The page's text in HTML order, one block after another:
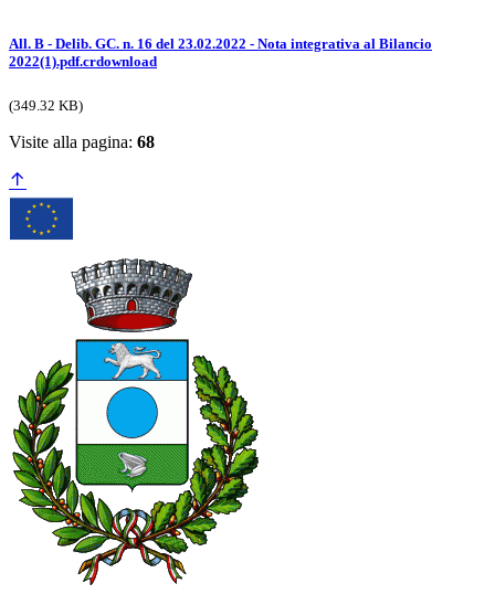
All. B - Delib. GC. n. 16 del 23.02.2022 - Nota integrativa al Bilancio
2022(1).pdf.crdownload
(349.32 KB)
Visite alla pagina: 68